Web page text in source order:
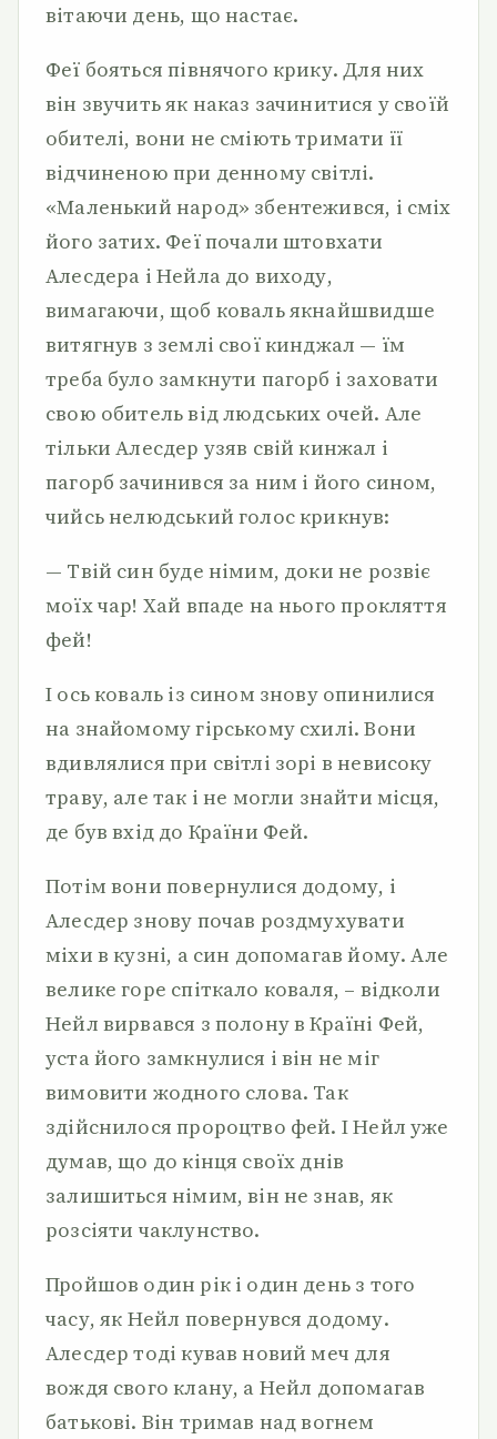
вітаючи день, що настає.
Феї бояться півнячого крику. Для них
він звучить як наказ зачинитися у своїй
обителі, вони не сміють тримати її
відчиненою при денному світлі.
«Маленький народ» збентежився, і сміх
його затих. Феї почали штовхати
Алесдера і Нейла до виходу,
вимагаючи, щоб коваль якнайшвидше
витягнув з землі свої кинджал — їм
треба було замкнути пагорб і заховати
свою обитель від людських очей. Але
тільки Алесдер узяв свій кинжал і
пагорб зачинився за ним і його сином,
чийсь нелюдський голос крикнув:
— Твій син буде німим, доки не розвіє
моїх чар! Хай впаде на нього прокляття
фей!
І ось коваль із сином знову опинилися
на знайомому гірському схилі. Вони
вдивлялися при світлі зорі в невисоку
траву, але так і не могли знайти місця,
де був вхід до Країни Фей.
Потім вони повернулися додому, і
Алесдер знову почав роздмухувати
міхи в кузні, а син допомагав йому. Але
велике горе спіткало коваля, – відколи
Нейл вирвався з полону в Країні Фей,
уста його замкнулися і він не міг
вимовити жодного слова. Так
здійснилося пророцтво фей. І Нейл уже
думав, що до кінця своїх днів
залишиться німим, він не знав, як
розсіяти чаклунство.
Пройшов один рік і один день з того
часу, як Нейл повернувся додому.
Алесдер тоді кував новий меч для
вождя свого клану, а Нейл допомагав
батькові. Він тримав над вогнем